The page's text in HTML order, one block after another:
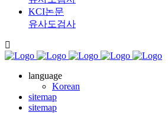
KCI논문
유사도검사
language
Korean
sitemap
sitemap